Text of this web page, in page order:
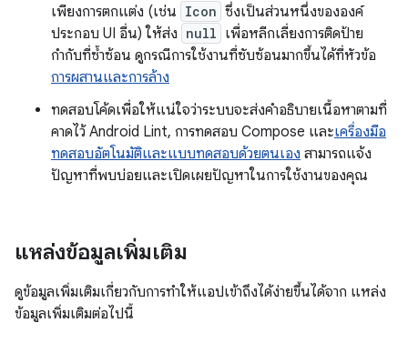
เพียงการตกแต่ง (เช่น Icon ซึ่งเป็นส่วนหนึ่งขององค์
ประกอบ UI อื่น) ให้ส่ง null เพื่อหลีกเลี่ยงการติดป้าย
กำกับที่ซ้ำซ้อน ดูกรณีการใช้งานที่ซับซ้อนมากขึ้นได้ที่หัวข้อ
การผสานและการล้าง
ทดสอบโค้ดเพื่อให้แน่ใจว่าระบบจะส่งคำอธิบายเนื้อหาตามที่
คาดไว้ Android Lint, การทดสอบ Compose และเครื่องมือ
ทดสอบอัตโนมัติและแบบทดสอบด้วยตนเอง สามารถแจ้ง
ปัญหาที่พบบ่อยและเปิดเผยปัญหาในการใช้งานของคุณ
แหล่งข้อมูลเพิ่มเติม
ดูข้อมูลเพิ่มเติมเกี่ยวกับการทำให้แอปเข้าถึงได้ง่ายขึ้นได้จาก แหล่ง
ข้อมูลเพิ่มเติมต่อไปนี้